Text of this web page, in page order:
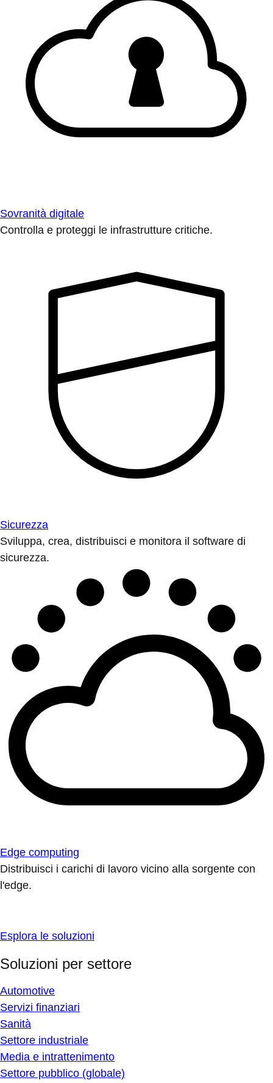
Sovranità digitale
Controlla e proteggi le infrastrutture critiche.
Sicurezza
Sviluppa, crea, distribuisci e monitora il software di
sicurezza.
Edge computing
Distribuisci i carichi di lavoro vicino alla sorgente con
l'edge.
Esplora le soluzioni
Soluzioni per settore
Automotive
Servizi finanziari
Sanità
Settore industriale
Media e intrattenimento
Settore pubblico (globale)